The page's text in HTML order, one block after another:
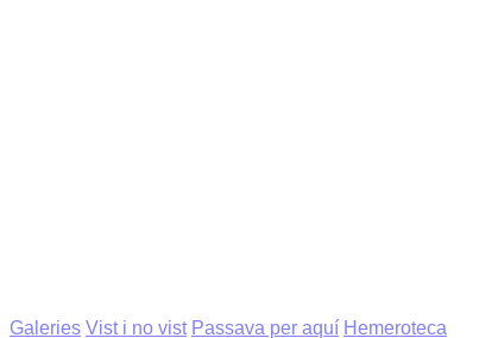
Galeries Vist i no vist Passava per aquí Hemeroteca